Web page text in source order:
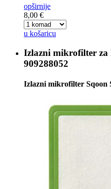
opširnije
8,00 €
u košaricu
Izlazni mikrofilter za
909288052
Izlazni mikrofilter Sqoon